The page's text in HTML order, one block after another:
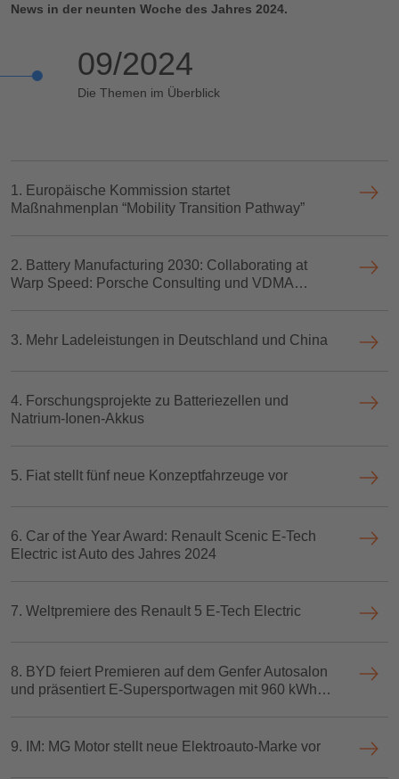
News in der neunten Woche des Jahres 2024.
09/2024
Die Themen im Überblick
1. Europäische Kommission startet
Maßnahmenplan “Mobility Transition Pathway”
2. Battery Manufacturing 2030: Collaborating at
Warp Speed: Porsche Consulting und VDMA
3. Mehr Ladeleistungen in Deutschland und China
4. Forschungsprojekte zu Batteriezellen und
Natrium-Ionen-Akkus
5. Fiat stellt fünf neue Konzeptfahrzeuge vor
6. Car of the Year Award: Renault Scenic E-Tech
Electric ist Auto des Jahres 2024
7. Weltpremiere des Renault 5 E-Tech Electric
8. BYD feiert Premieren auf dem Genfer Autosalon
und präsentiert E-Supersportwagen mit 960 kWh
9. IM: MG Motor stellt neue Elektroauto-Marke vor